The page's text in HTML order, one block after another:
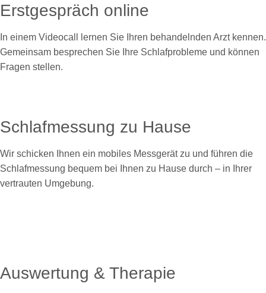
Erstgespräch online
In einem Videocall lernen Sie Ihren behandelnden Arzt kennen.
Gemeinsam besprechen Sie Ihre Schlafprobleme und können
Fragen stellen.
Schlafmessung zu Hause
Wir schicken Ihnen ein mobiles Messgerät zu und führen die
Schlafmessung bequem bei Ihnen zu Hause durch – in Ihrer
vertrauten Umgebung.
Auswertung & Therapie